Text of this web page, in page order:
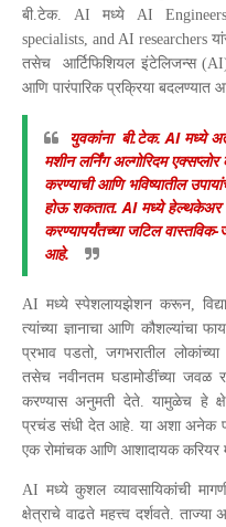
बी.टेक. AI मध्ये AI
specialists, and AI researchers
तसेच आर्टिफिशियल इंटेलिजन्स
आणि पारंपारिक प्रक्रिया बदलण्यात
युवकांना बी.टेक. AI मध्ये
मशीन लर्निंग अल्गोरिदम
करण्याची आणि भविष्यातील
होऊ शकतात. AI मध्ये हेल्थकेअर
करण्यापर्यंतच्या जटिल वास्तविक-
आहे.
AI मध्ये स्पेशलायझेशन करून,
त्यांच्या ज्ञानाचा आणि कौशल्यांचा
प्रभाव पडतो, जगभरातील
तसेच नवीनतम घडामोडींच्या जवळ
करण्यास अनुमती देते. यामुळेच हे
प्रचंड संधी देत आहे. या अशा अनेक
एक रोमांचक आणि आशादायक
AI मध्ये कुशल व्यावसायिकांची
क्षेत्राचे वाढते महत्त्व दर्शवते. ताज्या